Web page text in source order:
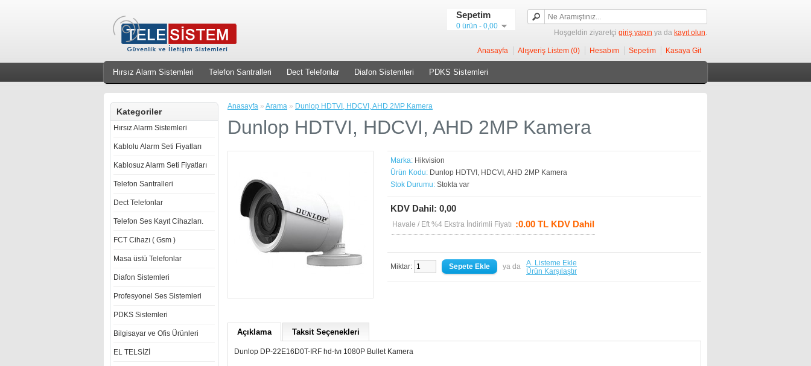
Sepetim
0 ürün - 0,00
Hoşgeldin ziyaretçi giriş yapın ya da kayıt olun.
Anasayfa Alışveriş Listem (0) Hesabım Sepetim Kasaya Git
Hırsız Alarm Sistemleri Telefon Santralleri Dect Telefonlar Diafon Sistemleri PDKS Sistemleri
Kategoriler
Hırsız Alarm Sistemleri
Kablolu Alarm Seti Fiyatları
Kablosuz Alarm Seti Fiyatları
Telefon Santralleri
Dect Telefonlar
Telefon Ses Kayıt Cihazları.
FCT Cihazı ( Gsm )
Masa üstü Telefonlar
Diafon Sistemleri
Profesyonel Ses Sistemleri
PDKS Sistemleri
Bilgisayar ve Ofis Ürünleri
EL TELSİZİ
Anasayfa » Arama » Dunlop HDTVI, HDCVI, AHD 2MP Kamera
Dunlop HDTVI, HDCVI, AHD 2MP Kamera
Marka: Hikvision
Ürün Kodu: Dunlop HDTVI, HDCVI, AHD 2MP Kamera
Stok Durumu: Stokta var
KDV Dahil: 0,00
Havale / Eft %4 Ekstra İndirimli Fiyatı :0.00 TL KDV Dahil
Miktar: ya da
A. Listeme Ekle
Ürün Karşılaştır
Açıklama Taksit Seçenekleri
Dunlop DP-22E16D0T-IRF hd-tvı 1080P Bullet Kamera